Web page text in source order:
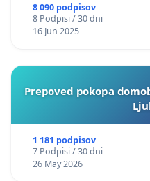
8 090 podpisov
8 Podpisi / 30 dni
16 Jun 2025
Prepoved pokopa
1 181 podpisov
7 Podpisi / 30 dni
26 May 2026